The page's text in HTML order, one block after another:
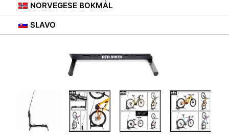
NORVEGESE BOKMÅL
SLAVO